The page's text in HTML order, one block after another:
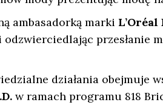
ambasadorką marki
przesłanie
działania obejmuje
w ramach programu 818